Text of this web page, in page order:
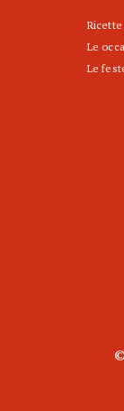
Le
Le